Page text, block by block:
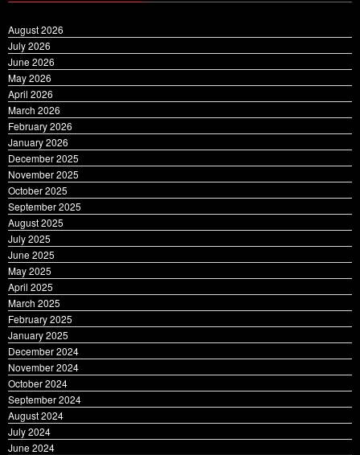
August 2026
July 2026
June 2026
May 2026
April 2026
March 2026
February 2026
January 2026
December 2025
November 2025
October 2025
September 2025
August 2025
July 2025
June 2025
May 2025
April 2025
March 2025
February 2025
January 2025
December 2024
November 2024
October 2024
September 2024
August 2024
July 2024
June 2024